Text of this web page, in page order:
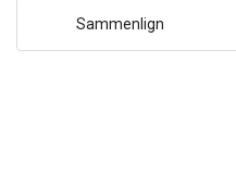
Sammenlign